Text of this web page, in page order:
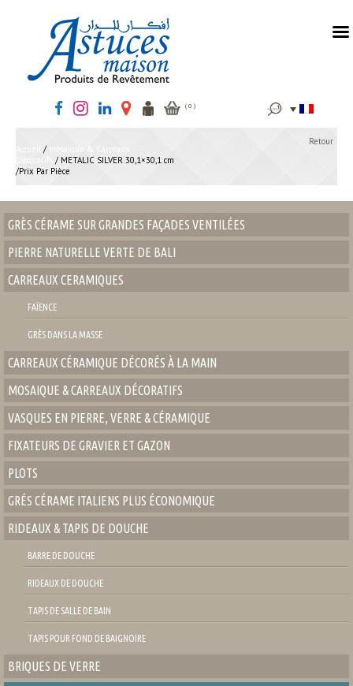
( 0 ) Rechercher :
/
/ METALIC SILVER 30,1×30,1 cm
/Prix Par Pièce
Retour
GRÈS CÉRAME SUR GRANDES FAÇADES VENTILÉES
PIERRE NATURELLE VERTE DE BALI
CARREAUX CERAMIQUES
FAÏENCE
GRÈS DANS LA MASSE
CARREAUX CÉRAMIQUE DÉCORÉS À LA MAIN
MOSAIQUE & CARREAUX DÉCORATIFS
VASQUES EN PIERRE, VERRE & CÉRAMIQUE
FIXATEURS DE GRAVIER ET GAZON
PLOTS
GRÉS CÉRAME ITALIENS PLUS ÉCONOMIQUE
RIDEAUX & TAPIS DE DOUCHE
BARRE DE DOUCHE
RIDEAUX DE DOUCHE
TAPIS DE SALLE DE BAIN
TAPIS POUR FOND DE BAIGNOIRE
BRIQUES DE VERRE